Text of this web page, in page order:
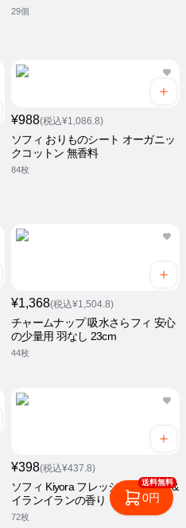
29個
¥988(税込¥1,086.8)
ソフィ おりものシート オーガニッ
クコットン 無香料
84枚
¥1,368(税込¥1,504.8)
チャームナップ 吸水さらフィ 安心
の少量用 羽なし 23cm
44枚
¥398(税込¥437.8)
ソフィ Kiyora フレッシュシトラス&
イランイランの香り
72枚
送料無料
0円